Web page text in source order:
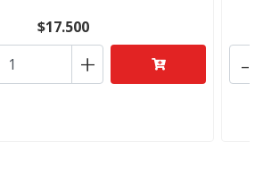
$17.500
+ -